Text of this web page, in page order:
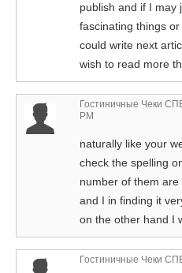
publish and if I may
fascinating things
could write next
wish to read more
Гостиничные Чеки
PM
naturally like your
check the spelling
number of them
and I in finding it
on the other hand I
Гостиничные Чеки